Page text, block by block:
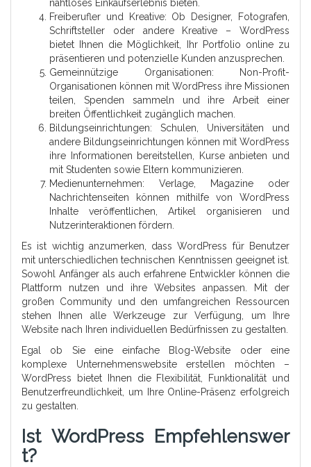
nahtloses Einkaufserlebnis bieten.
Freiberufler und Kreative: Ob Designer, Fotografen,
Schriftsteller oder andere Kreative – WordPress
bietet Ihnen die Möglichkeit, Ihr Portfolio online zu
präsentieren und potenzielle Kunden anzusprechen.
Gemeinnützige Organisationen: Non-Profit-
Organisationen können mit WordPress ihre Missionen
teilen, Spenden sammeln und ihre Arbeit einer
breiten Öffentlichkeit zugänglich machen.
Bildungseinrichtungen: Schulen, Universitäten und
andere Bildungseinrichtungen können mit WordPress
ihre Informationen bereitstellen, Kurse anbieten und
mit Studenten sowie Eltern kommunizieren.
Medienunternehmen: Verlage, Magazine oder
Nachrichtenseiten können mithilfe von WordPress
Inhalte veröffentlichen, Artikel organisieren und
Nutzerinteraktionen fördern.
Es ist wichtig anzumerken, dass WordPress für Benutzer
mit unterschiedlichen technischen Kenntnissen geeignet ist.
Sowohl Anfänger als auch erfahrene Entwickler können die
Plattform nutzen und ihre Websites anpassen. Mit der
großen Community und den umfangreichen Ressourcen
stehen Ihnen alle Werkzeuge zur Verfügung, um Ihre
Website nach Ihren individuellen Bedürfnissen zu gestalten.
Egal ob Sie eine einfache Blog-Website oder eine
komplexe Unternehmenswebsite erstellen möchten –
WordPress bietet Ihnen die Flexibilität, Funktionalität und
Benutzerfreundlichkeit, um Ihre Online-Präsenz erfolgreich
zu gestalten.
Ist WordPress Empfehlenswer
T?